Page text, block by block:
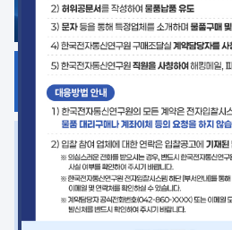
지식공유
플랫폼
발간자료
ETRI Insight
전자통신동향분석